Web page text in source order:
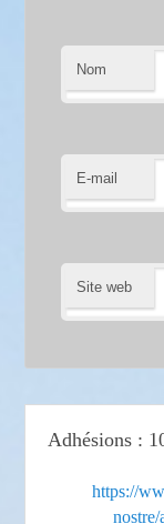
Nom
E-mail
Site web
Adhésions :
https://
nostre/